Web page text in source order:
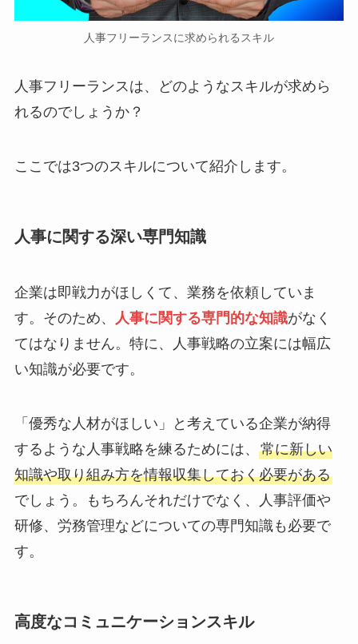
人事フリーランスに求められるスキル
人事フリーランスは、どのようなスキルが求めら
れるのでしょうか？
ここでは3つのスキルについて紹介します。
人事に関する深い専門知識
企業は即戦力がほしくて、業務を依頼していま
す。そのため、
人事に関する専門的な知識がなく
てはなりません。特に、人事戦略の立案には幅広
い知識が必要です。
「優秀な人材がほしい」と考えている企業が納得
するような人事戦略を練るためには、 常に新しい
知識や取り組み方を情報収集しておく必要がある
でしょう。もちろんそれだけでなく、人事評価や
研修、労務管理などについての専門知識も必要で
す。
高度なコミュニケーションスキル